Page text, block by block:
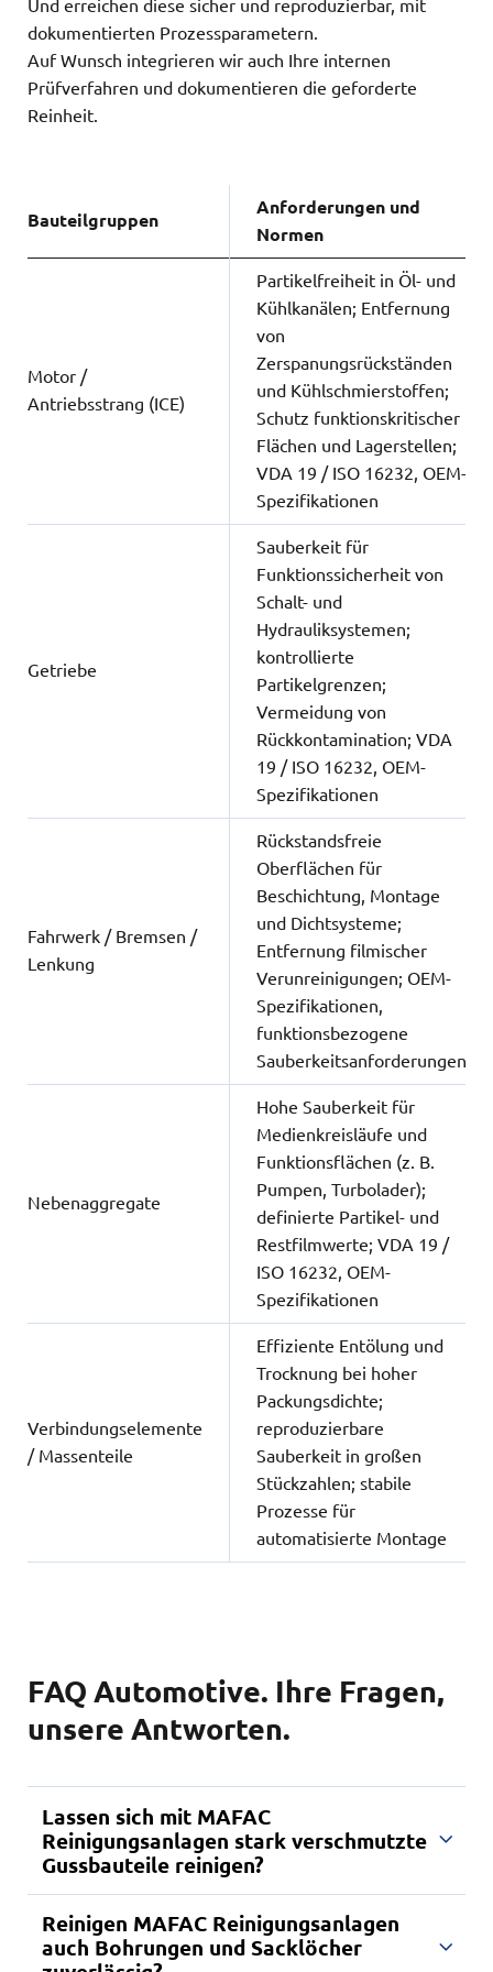
Und erreichen diese sicher und reproduzierbar, mit
dokumentierten Prozessparametern.
Auf Wunsch integrieren wir auch Ihre internen
Prüfverfahren und dokumentieren die geforderte
Reinheit.
Bauteilgruppen
Anforderungen und
Normen
Motor /
Antriebsstrang (ICE)
Partikelfreiheit in Öl- und
Kühlkanälen; Entfernung
von
Zerspanungsrückständen
und Kühlschmierstoffen;
Schutz funktionskritischer
Flächen und Lagerstellen;
VDA 19 / ISO 16232, OEM-
Spezifikationen
Getriebe
Sauberkeit für
Funktionssicherheit von
Schalt- und
Hydrauliksystemen;
kontrollierte
Partikelgrenzen;
Vermeidung von
Rückkontamination; VDA
19 / ISO 16232, OEM-
Spezifikationen
Fahrwerk / Bremsen /
Lenkung
Rückstandsfreie
Oberflächen für
Beschichtung, Montage
und Dichtsysteme;
Entfernung filmischer
Verunreinigungen; OEM-
Spezifikationen,
funktionsbezogene
Sauberkeitsanforderungen
Nebenaggregate
Hohe Sauberkeit für
Medienkreisläufe und
Funktionsflächen (z. B.
Pumpen, Turbolader);
definierte Partikel- und
Restfilmwerte; VDA 19 /
ISO 16232, OEM-
Spezifikationen
Verbindungselemente
/ Massenteile
Effiziente Entölung und
Trocknung bei hoher
Packungsdichte;
reproduzierbare
Sauberkeit in großen
Stückzahlen; stabile
Prozesse für
automatisierte Montage
FAQ Automotive. Ihre Fragen,
unsere Antworten.
Lassen sich mit MAFAC
Reinigungsanlagen stark verschmutzte
Gussbauteile reinigen?
Ja. Die patentierten MAFAC Technologien sorgen
für eine hochdynamische Beaufschlagung aller
Reinigen MAFAC Reinigungsanlagen
auch Bohrungen und Sacklöcher